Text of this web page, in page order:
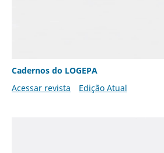
Cadernos do LOGEPA
Acessar revista
Edição Atual